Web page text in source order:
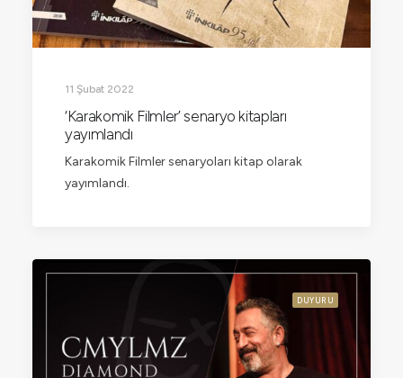
11 Şubat 2022
‘Karakomik Filmler’ senaryo kitapları
yayımlandı
Karakomik Filmler senaryoları kitap olarak
yayımlandı.
DUYURU